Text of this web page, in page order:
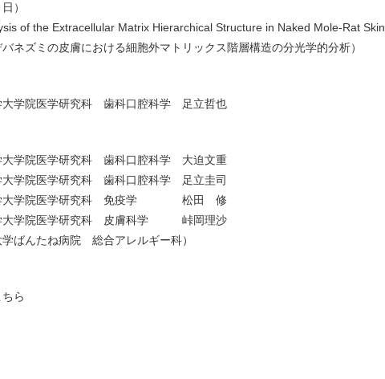
）
of the Extracellular Matrix Hierarchical Structure in Naked Mole-Rat Skin
バネズミの皮膚における細胞外マトリックス階層構造の分光学的分析）
学院医学研究科 歯科口腔科学 足立哲也
学院医学研究科 歯科口腔科学 大迫文重
学院医学研究科 歯科口腔科学 足立圭司
学大学院医学研究科 免疫学 松田 修
大学院医学研究科 皮膚科学 峠岡理沙
ばんたね病院 総合アレルギー科）
ちら